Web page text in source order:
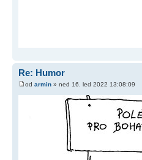
Re: Humor
od armin » ned 16. led 2022 13:08:09